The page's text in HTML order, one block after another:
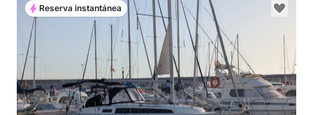
Reserva instantánea